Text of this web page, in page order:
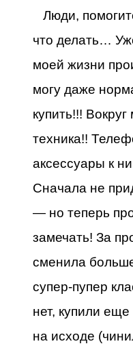
Люди,
что делать…
моей жизни
могу даже
купить!!! Вокруг
техника!!
аксессуары к
Сначала не
— но теперь
замечать! За
сменила
супер-пупер
нет, купили
на исходе